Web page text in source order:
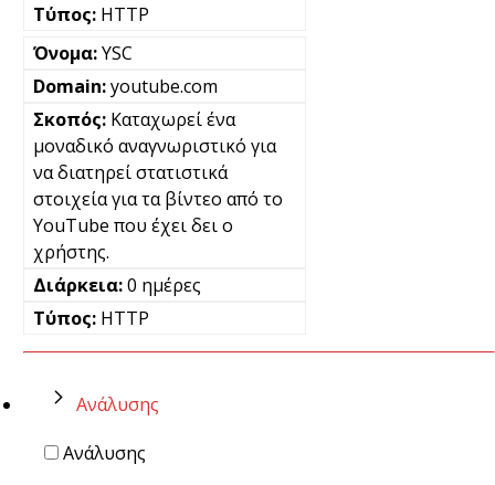
HTTP
YSC
youtube.com
Καταχωρεί ένα
μοναδικό αναγνωριστικό για
να διατηρεί στατιστικά
στοιχεία για τα βίντεο από το
YouTube που έχει δει ο
χρήστης.
0 ημέρες
HTTP
Ανάλυσης
Ανάλυσης